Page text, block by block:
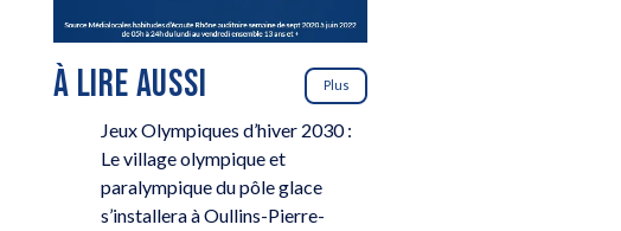
À LIRE AUSSI Plus
Jeux Olympiques d’hiver 2030 :
Le village olympique et
paralympique du pôle glace
s’installera à Oullins-Pierre-